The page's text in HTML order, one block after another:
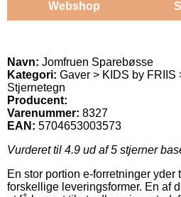
Webshop
Navn: Jomfruen Sparebøsse
Kategori: Gaver > KIDS by FRIIS
Stjernetegn
Producent:
Varenummer: 8327
EAN: 5704653003573
Vurderet til 4.9 ud af 5 stjerner
En stor portion e-forretninger
forskellige leveringsformer. En af